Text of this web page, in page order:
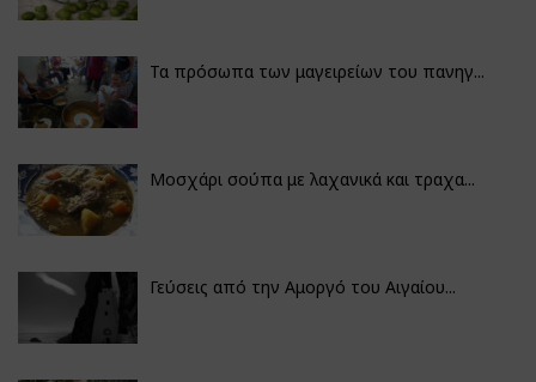
Τα πρόσωπα των μαγειρείων του πανηγ...
Μοσχάρι σούπα με λαχανικά και τραχα...
Γεύσεις από την Αμοργό του Αιγαίου...